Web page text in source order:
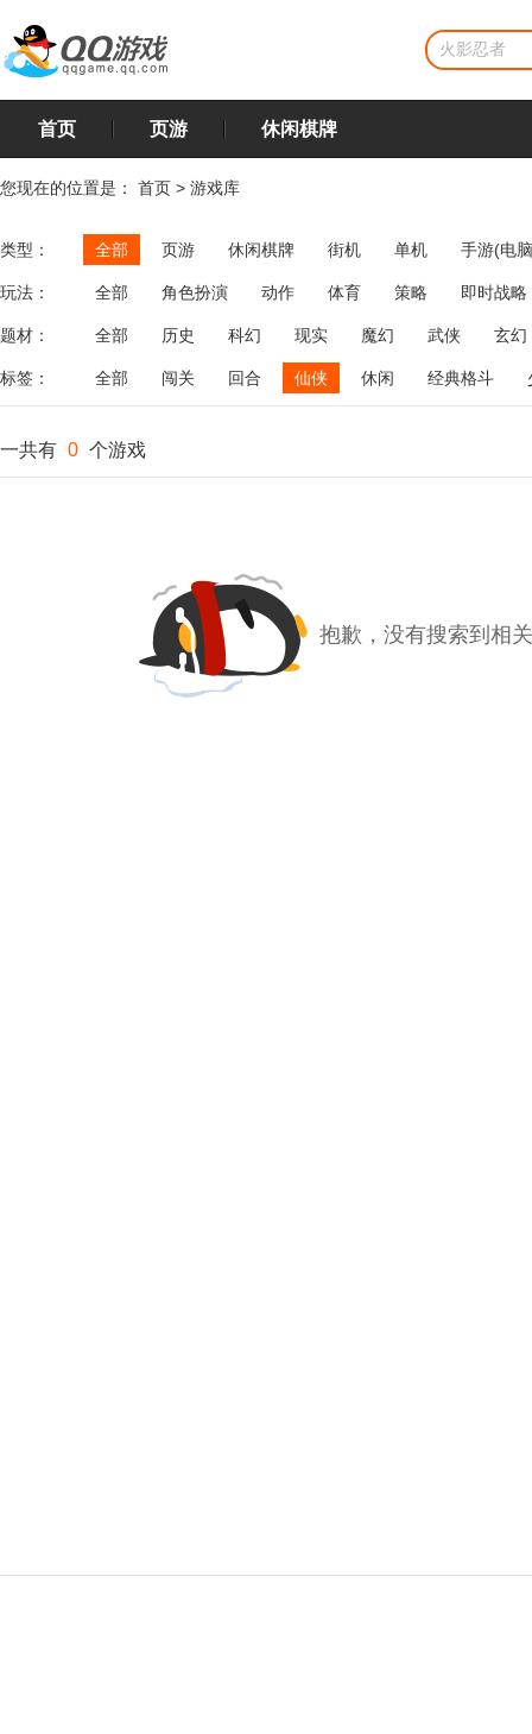
首页 页游 休闲棋牌
您现在的位置是： 首页 > 游戏库
类型： 全部 页游 休闲棋牌 街机 单机 手游(电
玩法： 全部 角色扮演 动作 体育 策略
即时战略
飞行
恋爱 第三人称射击 棋类 牌类 麻将
题材： 全部 历史 科幻 现实 魔幻 武侠 玄幻
标签： 全部 闯关 回合 仙侠 休闲 经典格斗
一共有 0 个游戏
抱歉，没有搜索到相